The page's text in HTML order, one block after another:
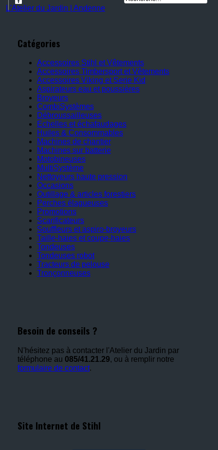
L'Atelier du Jardin | Andenne
Catégories
Accessoires Stihl et Vêtements
Accessoires Timbersport et Vêtements
Accessoires Viking et Serie Kid
Aspirateurs eau et poussières
Broyeurs
CombiSystèmes
Débroussailleuses
Echelles et échafaudages
Huiles & Consommables
Machines de chantier
Machines sur batterie
Motobineuses
MultiSystème
Nettoyeurs haute pression
Occasions
Outillage & articles forestiers
Perches élagueuses
Promotions
Scarificateurs
Souffleurs et aspiro-broyeurs
Taille-haies et coupe-haies
Tondeuses
Tondeuses robot
Tracteurs de pelouse
Tronçonneuses
Besoin de conseils ?
N'hésitez pas à contacter l'Atelier du Jardin par
téléphone au 085/41.21.29, ou à remplir notre
formulaire de contact.
Site Internet de Stihl